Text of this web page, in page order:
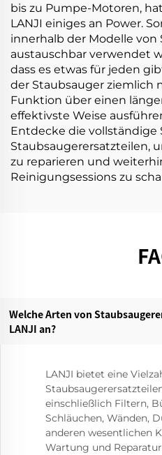
bis zu Pumpe-Motoren,
LANJI einiges an Power.
innerhalb der Modelle von
austauschbar verwendet
dass es etwas für jeden
der Staubsauger ziemlich
Funktion über einen
effektivste Weise
Entdecke die vollständige
Staubsaugerersatzteilen,
zu reparieren und
Reinigungsessions zu
Welche Arten von
LANJI an?‌
LANJI bietet eine
einschließlich Filtern,
Schläuchen, Wänden,
anderen wesentlichen
Wartung und